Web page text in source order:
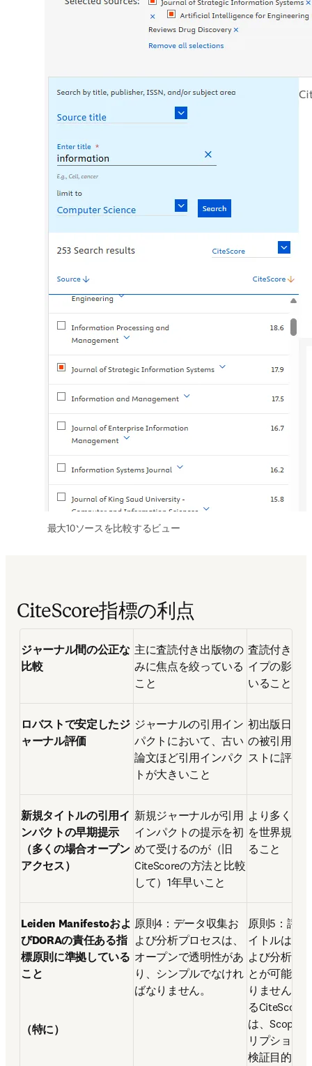
最大10ソースを比較するビュー
CiteScore指標の利点
ジャーナル間の公正な
比較
主に査読付き出版物の
みに焦点を絞っている
こと
査読付きで
イプの影響
いること
ロバストで安定したジ
ャーナル評価
ジャーナルの引用イン
パクトにおいて、古い
論文ほど引用インパク
トが大きいこと
初出版日以
の被引用数
ストに評価
新規タイトルの引用イ
ンパクトの早期提示
（多くの場合オープン
アクセス）
新規ジャーナルが引用
インパクトの提示を初
めて受けるのが（旧
CiteScoreの方法と比較
して）1年早いこと
より多くの
を世界規模
ること
Leiden Manifestoおよ
びDORAの責任ある指
標原則に準拠している
こと
（特に）
原則4：データ収集お
よび分析プロセスは、
オープンで透明性があ
り、シンプルでなけれ
ばなりません。
原則5：評
イトルは、
よび分析を
とが可能で
りません。
るCiteScore
は、Scopus
リプション
検証目的で